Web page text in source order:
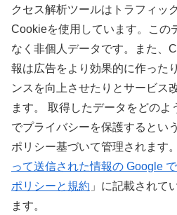
クセス解析ツールはトラフィッ
Cookieを使用しています。この
なく非個人データです。また、
報は広告をより効果的に作った
ンスを向上させたりとサービス
ます。 取得したデータをどの
でプライバシーを保護するとい
ポリシー基づいて管理されます
って送信された情報の Google
ポリシーと規約 」に記載されて
ます。